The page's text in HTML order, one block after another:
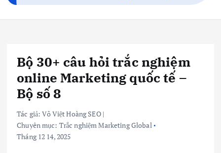
Bộ 30+ câu hỏi trắc nghiệm
online Marketing quốc tế –
Bộ số 8
Tác giả:Võ Việt Hoàng SEO|
Chuyên mục: Trắc nghiệm Marketing Global
Tháng 12 14, 2025